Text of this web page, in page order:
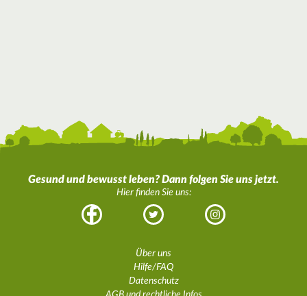
Gesund und bewusst leben? Dann folgen Sie uns jetzt.
Hier finden Sie uns:
Facebook Twitter Instagram
Über uns
Hilfe/FAQ
Datenschutz